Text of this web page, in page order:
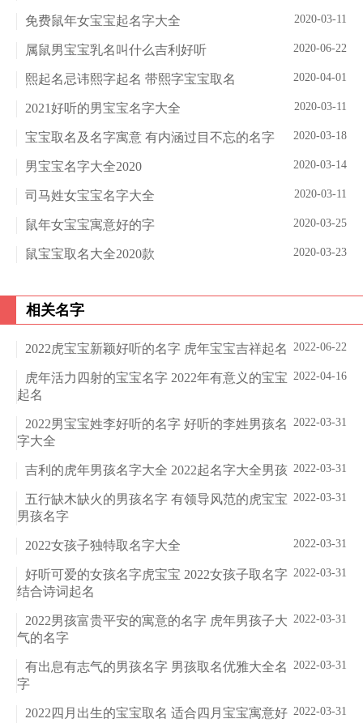
2020-03-11
免费鼠年女宝宝起名字大全
2020-06-22
属鼠男宝宝乳名叫什么吉利好听
2020-04-01
熙起名忌讳熙字起名 带熙字宝宝取名
2020-03-11
2021好听的男宝宝名字大全
2020-03-18
宝宝取名及名字寓意 有内涵过目不忘的名字
2020-03-14
男宝宝名字大全2020
2020-03-11
司马姓女宝宝名字大全
2020-03-25
鼠年女宝宝寓意好的字
2020-03-23
鼠宝宝取名大全2020款
相关名字
2022-06-22
2022虎宝宝新颖好听的名字 虎年宝宝吉祥起名
2022-04-16
虎年活力四射的宝宝名字 2022年有意义的宝宝
起名
2022-03-31
2022男宝宝姓李好听的名字 好听的李姓男孩名
字大全
2022-03-31
吉利的虎年男孩名字大全 2022起名字大全男孩
2022-03-31
五行缺木缺火的男孩名字 有领导风范的虎宝宝
男孩名字
2022-03-31
2022女孩子独特取名字大全
2022-03-31
好听可爱的女孩名字虎宝宝 2022女孩子取名字
结合诗词起名
2022-03-31
2022男孩富贵平安的寓意的名字 虎年男孩子大
气的名字
2022-03-31
有出息有志气的男孩名字 男孩取名优雅大全名
字
2022-03-31
2022四月出生的宝宝取名 适合四月宝宝寓意好